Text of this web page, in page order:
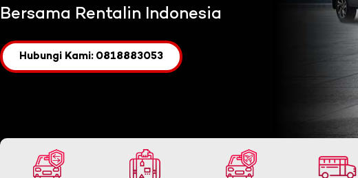
Bersama Rentalin Indonesia
Hubungi Kami: 0818883053